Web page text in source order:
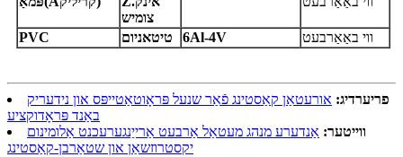
צומיש
PVC טיטאניום 6Al-4V ווי באַאַרבעט
פריערדיג: אורעטאַן קאַסטינג פֿאַר שנעל פּראָוטאַטייפּס און נידעריק
באַנד פּראָדוקציע
ווייטער: אַנדערע מנהג מעטאַל אַרבעט אַרייַנגערעכנט אַלומינום
יקסטרוזשאַן און שטאַרבן-קאַסטינג